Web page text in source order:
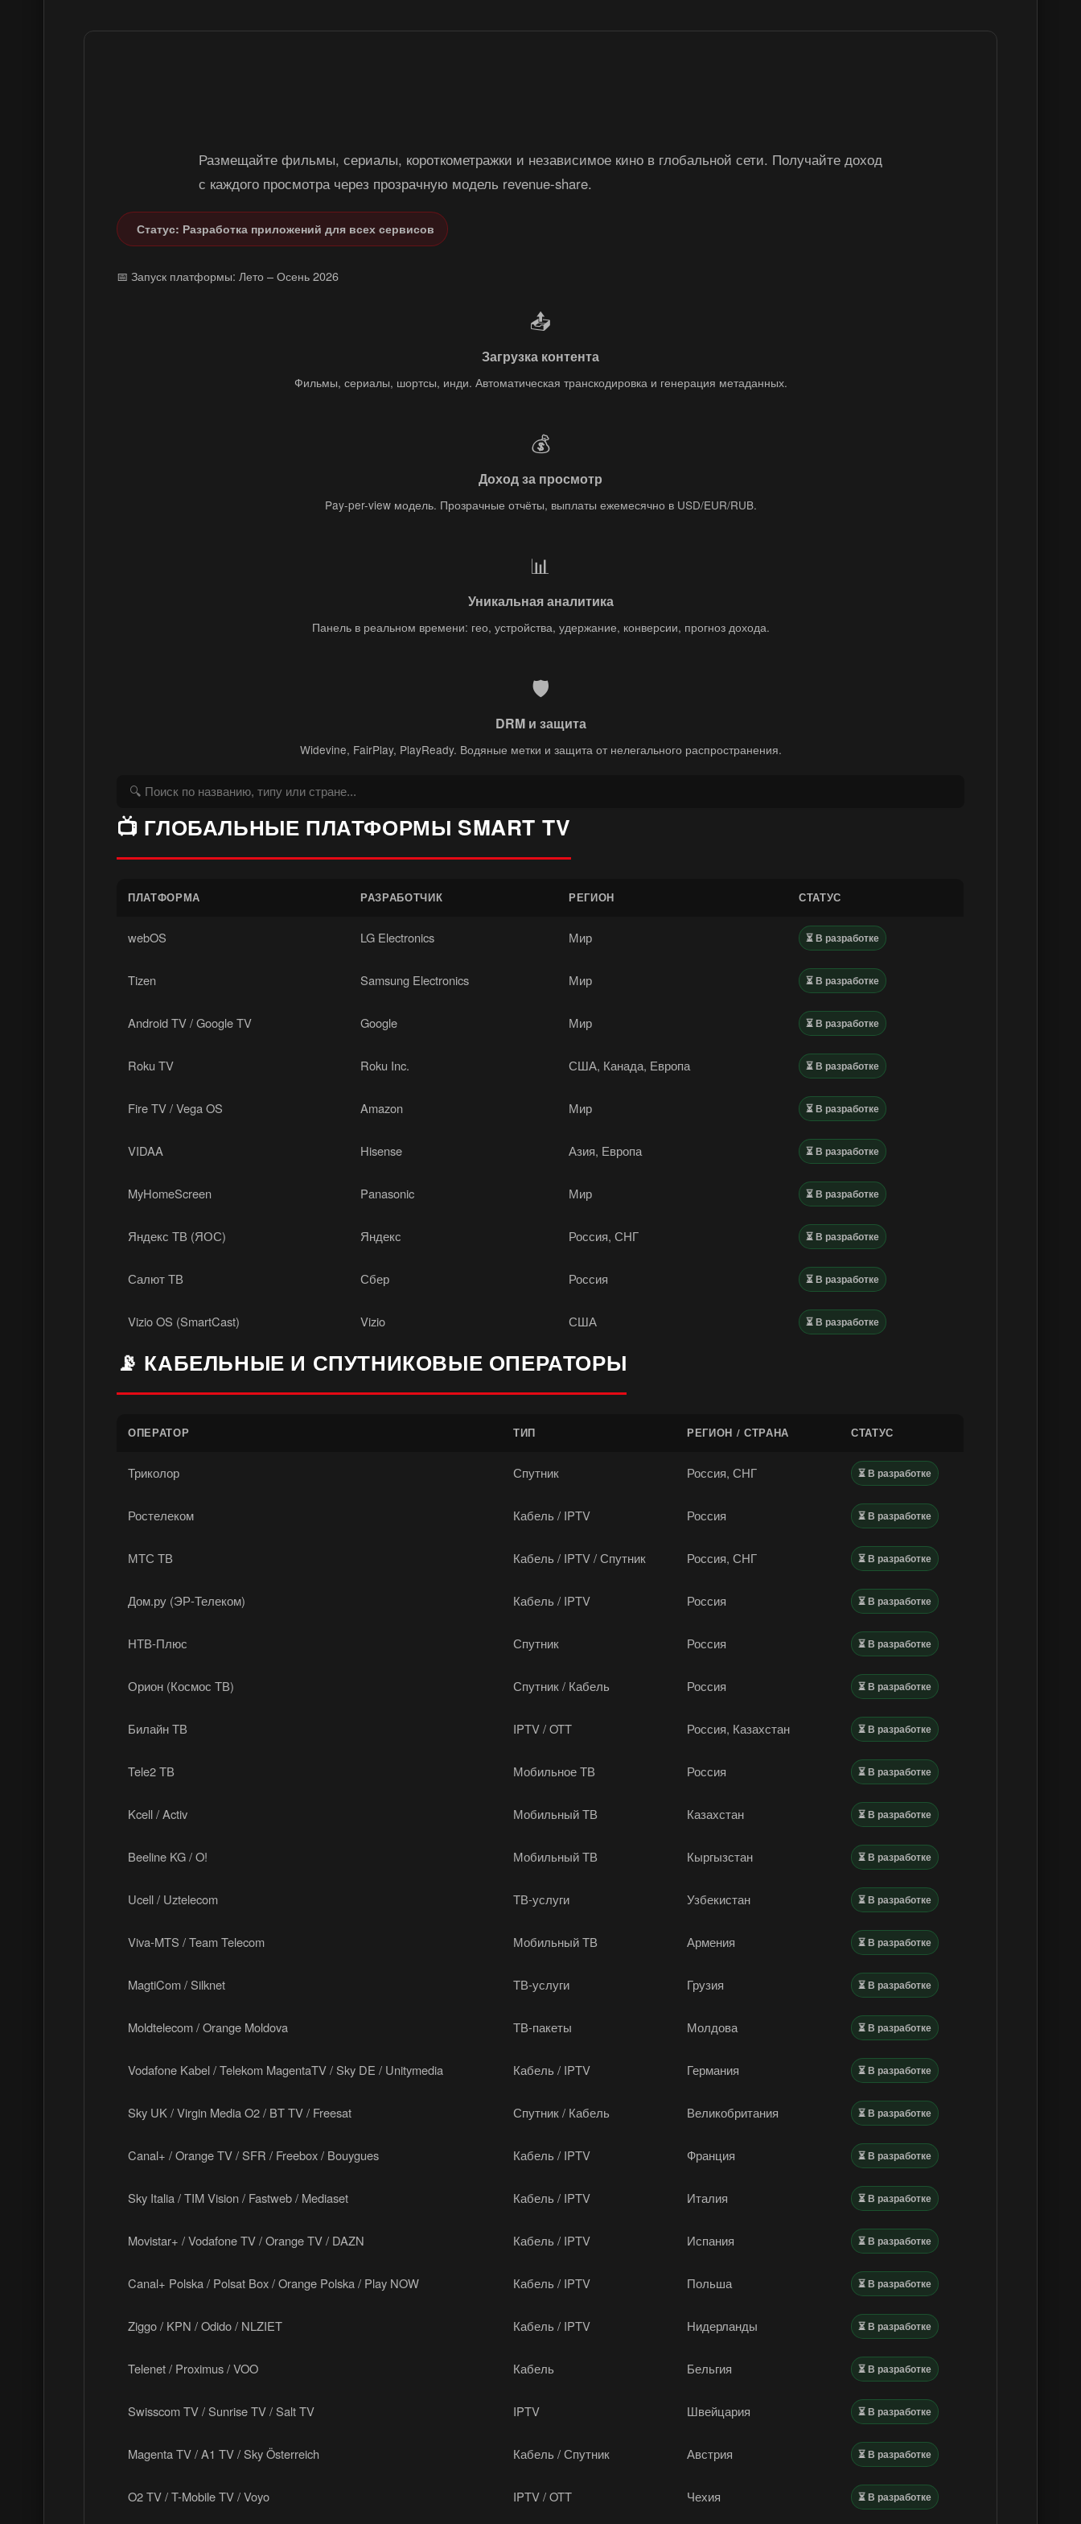
Размещайте фильмы, сериалы, короткометражки и независимое кино в глобальной сети. Получайте доход
с каждого просмотра через прозрачную модель revenue-share.
Статус: Разработка приложений для всех сервисов
📅 Запуск платформы: Лето – Осень 2026
📤
Загрузка контента
Фильмы, сериалы, шортсы, инди. Автоматическая транскодировка и генерация метаданных.
💰
Доход за просмотр
Pay-per-view модель. Прозрачные отчёты, выплаты ежемесячно в USD/EUR/RUB.
📊
Уникальная аналитика
Панель в реальном времени: гео, устройства, удержание, конверсии, прогноз дохода.
🛡️
DRM и защита
Widevine, FairPlay, PlayReady. Водяные метки и защита от нелегального распространения.
📺 ГЛОБАЛЬНЫЕ ПЛАТФОРМЫ SMART TV
ПЛАТФОРМА РАЗРАБОТЧИК РЕГИОН СТАТУС
webOS LG Electronics Мир ⏳ В разработке
Tizen Samsung Electronics Мир ⏳ В разработке
Android TV / Google TV Google Мир ⏳ В разработке
Roku TV Roku Inc. США, Канада, Европа ⏳ В разработке
Fire TV / Vega OS Amazon Мир ⏳ В разработке
VIDAA Hisense Азия, Европа ⏳ В разработке
MyHomeScreen Panasonic Мир ⏳ В разработке
Яндекс ТВ (ЯОС) Яндекс Россия, СНГ ⏳ В разработке
Салют ТВ Сбер Россия ⏳ В разработке
Vizio OS (SmartCast) Vizio США ⏳ В разработке
📡 КАБЕЛЬНЫЕ И СПУТНИКОВЫЕ ОПЕРАТОРЫ
ОПЕРАТОР ТИП РЕГИОН / СТРАНА СТАТУС
Триколор Спутник Россия, СНГ ⏳ В разработке
Ростелеком Кабель / IPTV Россия ⏳ В разработке
МТС ТВ Кабель / IPTV / Спутник Россия, СНГ ⏳ В разработке
Дом.ру (ЭР-Телеком) Кабель / IPTV Россия ⏳ В разработке
НТВ-Плюс Спутник Россия ⏳ В разработке
Орион (Космос ТВ) Спутник / Кабель Россия ⏳ В разработке
Билайн ТВ IPTV / OTT Россия, Казахстан ⏳ В разработке
Tele2 ТВ Мобильное ТВ Россия ⏳ В разработке
Kcell / Activ Мобильный ТВ Казахстан ⏳ В разработке
Beeline KG / O! Мобильный ТВ Кыргызстан ⏳ В разработке
Ucell / Uztelecom ТВ-услуги Узбекистан ⏳ В разработке
Viva-MTS / Team Telecom Мобильный ТВ Армения ⏳ В разработке
MagtiCom / Silknet ТВ-услуги Грузия ⏳ В разработке
Moldtelecom / Orange Moldova ТВ-пакеты Молдова ⏳ В разработке
Vodafone Kabel / Telekom MagentaTV / Sky DE / Unitymedia Кабель / IPTV Германия ⏳ В разработке
Sky UK / Virgin Media O2 / BT TV / Freesat Спутник / Кабель Великобритания ⏳ В разработке
Canal+ / Orange TV / SFR / Freebox / Bouygues Кабель / IPTV Франция ⏳ В разработке
Sky Italia / TIM Vision / Fastweb / Mediaset Кабель / IPTV Италия ⏳ В разработке
Movistar+ / Vodafone TV / Orange TV / DAZN Кабель / IPTV Испания ⏳ В разработке
Canal+ Polska / Polsat Box / Orange Polska / Play NOW Кабель / IPTV Польша ⏳ В разработке
Ziggo / KPN / Odido / NLZIET Кабель / IPTV Нидерланды ⏳ В разработке
Telenet / Proximus / VOO Кабель Бельгия ⏳ В разработке
Swisscom TV / Sunrise TV / Salt TV IPTV Швейцария ⏳ В разработке
Magenta TV / A1 TV / Sky Österreich Кабель / Спутник Австрия ⏳ В разработке
O2 TV / T-Mobile TV / Voyo IPTV / OTT Чехия ⏳ В разработке